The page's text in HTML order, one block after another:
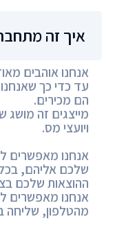
איך זה
אנחנו אוהבים
עד כדי כך
הם מכירים.
מייצגים זה מושג
ויועצי מס.
אנחנו מאפשרים
שלכם אליהם,
ההוצאות שלכם
אנחנו מאפשרים
מהטלפון, שליחה